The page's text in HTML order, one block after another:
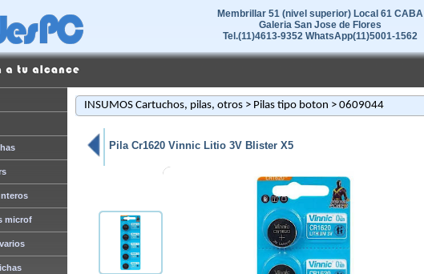
Membrillar 51 (nivel superior) Local 61 CABA
Galeria San Jose de Flores
Tel.(11)4613-9352 WhatsApp(11)5001-1562
microf
INSUMOS Cartuchos, pilas, otros > Pilas tipo boton > 0609044
Pila Cr1620 Vinnic Litio 3V Blister X5